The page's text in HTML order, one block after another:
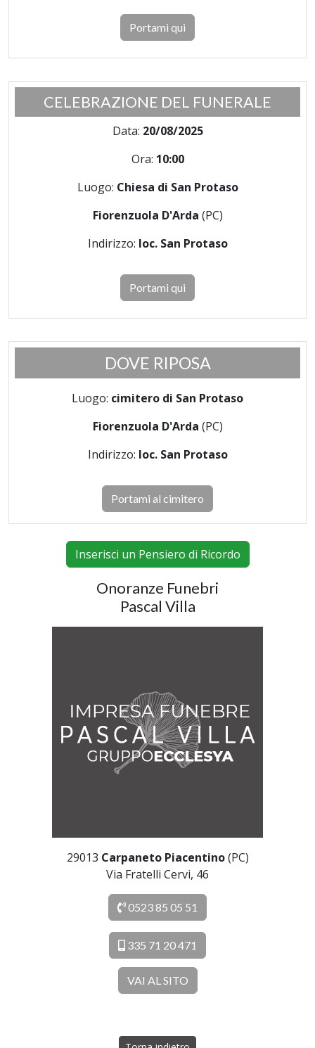
Portami qui
CELEBRAZIONE DEL FUNERALE
Data: 20/08/2025
Ora: 10:00
Luogo: Chiesa di San Protaso
Fiorenzuola D'Arda (PC)
Indirizzo: loc. San Protaso
Portami qui
DOVE RIPOSA
Luogo: cimitero di San Protaso
Fiorenzuola D'Arda (PC)
Indirizzo: loc. San Protaso
Portami al cimitero
Inserisci un Pensiero di Ricordo
Onoranze Funebri
Pascal Villa
29013 Carpaneto Piacentino(PC)
Via Fratelli Cervi, 46
0523 85 05 51
335 71 20 471
VAI AL SITO